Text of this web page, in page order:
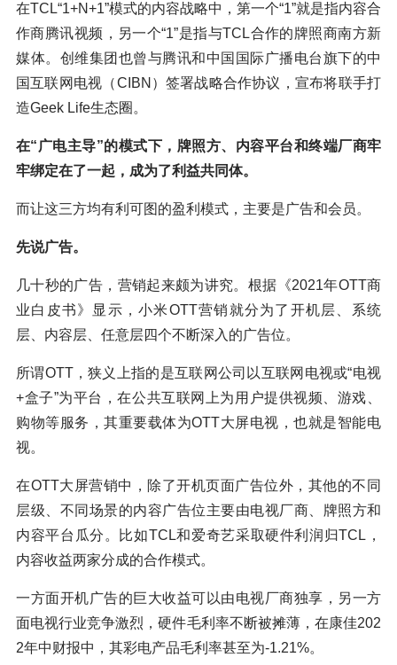
在TCL“1+N+1”模式的内容战略中，第一个“1”就是指内容合
作商腾讯视频，另一个“1”是指与TCL合作的牌照商南方新
媒体。创维集团也曾与腾讯和中国国际广播电台旗下的中
国互联网电视（CIBN）签署战略合作协议，宣布将联手打
造Geek Life生态圈。
在“广电主导”的模式下，牌照方、内容平台和终端厂商牢
牢绑定在了一起，成为了利益共同体。
而让这三方均有利可图的盈利模式，主要是广告和会员。
先说广告。
几十秒的广告，营销起来颇为讲究。根据《2021年OTT商
业白皮书》显示，小米OTT营销就分为了开机层、系统
层、内容层、任意层四个不断深入的广告位。
所谓OTT，狭义上指的是互联网公司以互联网电视或“电视
+盒子”为平台，在公共互联网上为用户提供视频、游戏、
购物等服务，其重要载体为OTT大屏电视，也就是智能电
视。
在OTT大屏营销中，除了开机页面广告位外，其他的不同
层级、不同场景的内容广告位主要由电视厂商、牌照方和
内容平台瓜分。比如TCL和爱奇艺采取硬件利润归TCL，
内容收益两家分成的合作模式。
一方面开机广告的巨大收益可以由电视厂商独享，另一方
面电视行业竞争激烈，硬件毛利率不断被摊薄，在康佳202
2年中财报中，其彩电产品毛利率甚至为-1.21%。